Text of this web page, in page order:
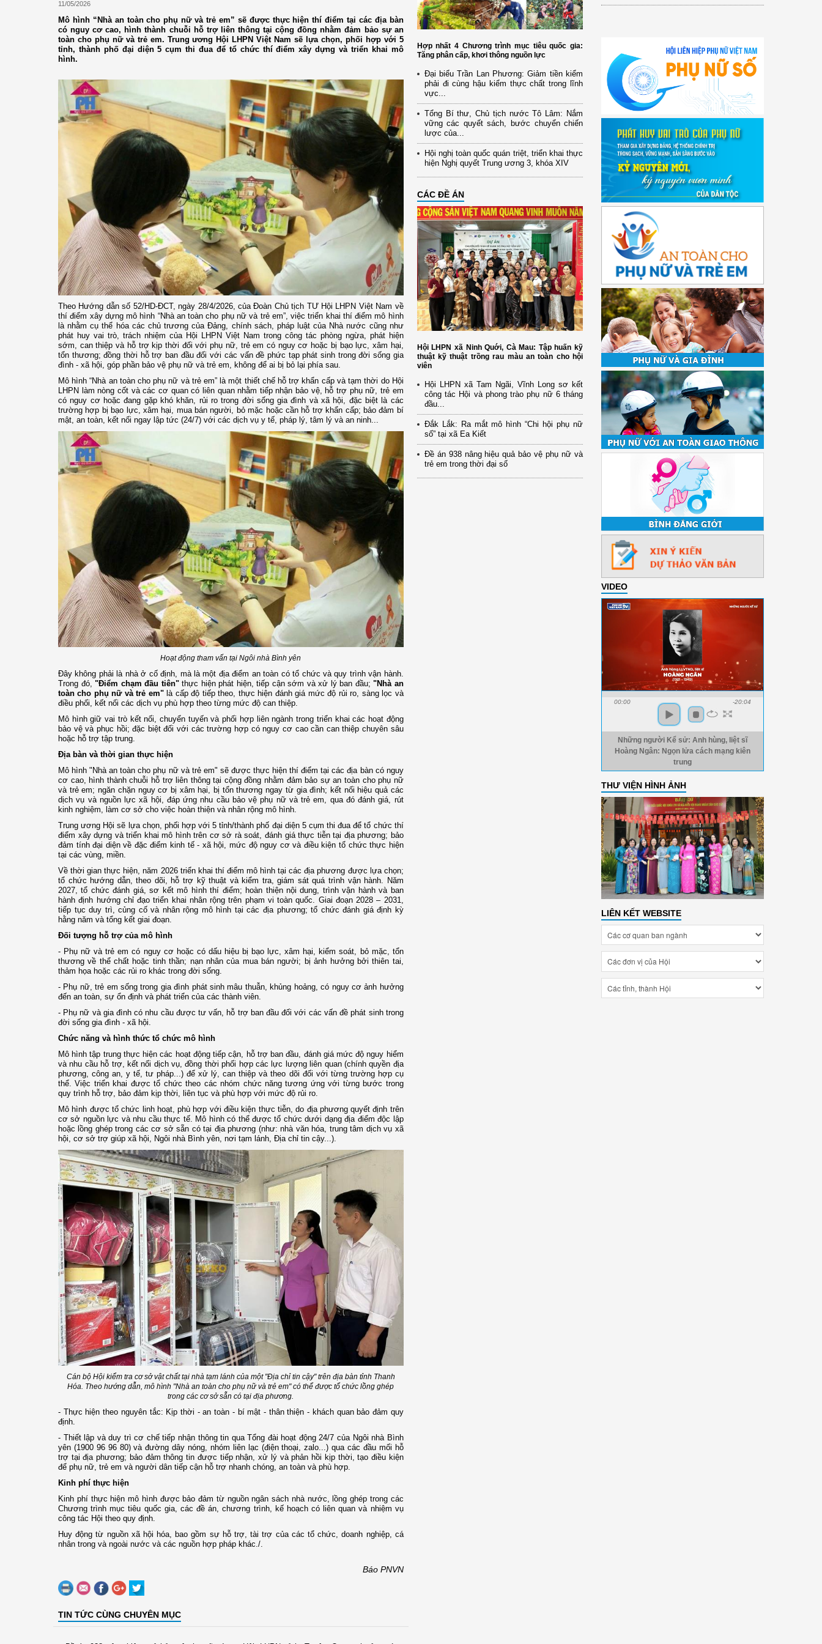
11/05/2026
Mô hình “Nhà an toàn cho phụ nữ và trẻ em” sẽ được thực hiện thí điểm tại các địa bàn
có nguy cơ cao, hình thành chuỗi hỗ trợ liên thông tại cộng đồng nhằm đảm bảo sự an
toàn cho phụ nữ và trẻ em. Trung ương Hội LHPN Việt Nam sẽ lựa chọn, phối hợp với 5
tỉnh, thành phố đại diện 5 cụm thi đua để tổ chức thí điểm xây dựng và triển khai mô
hình.
Theo Hướng dẫn số 52/HD-ĐCT, ngày 28/4/2026, của Đoàn Chủ tịch TƯ Hội LHPN Việt Nam về
thí điểm xây dựng mô hình “Nhà an toàn cho phụ nữ và trẻ em”, việc triển khai thí điểm mô hình
là nhằm cụ thể hóa các chủ trương của Đảng, chính sách, pháp luật của Nhà nước cũng như
phát huy vai trò, trách nhiệm của Hội LHPN Việt Nam trong công tác phòng ngừa, phát hiện
sớm, can thiệp và hỗ trợ kịp thời đối với phụ nữ, trẻ em có nguy cơ hoặc bị bạo lực, xâm hại,
tổn thương; đồng thời hỗ trợ ban đầu đối với các vấn đề phức tạp phát sinh trong đời sống gia
đình - xã hội, góp phần bảo vệ phụ nữ và trẻ em, không để ai bị bỏ lại phía sau.
Mô hình “Nhà an toàn cho phụ nữ và trẻ em” là một thiết chế hỗ trợ khẩn cấp và tạm thời do Hội
LHPN làm nòng cốt và các cơ quan có liên quan nhằm tiếp nhận bảo vệ, hỗ trợ phụ nữ, trẻ em
có nguy cơ hoặc đang gặp khó khăn, rủi ro trong đời sống gia đình và xã hội, đặc biệt là các
trường hợp bị bạo lực, xâm hại, mua bán người, bỏ mặc hoặc cần hỗ trợ khẩn cấp; bảo đảm bí
mật, an toàn, kết nối ngay lập tức (24/7) với các dịch vụ y tế, pháp lý, tâm lý và an ninh...
Hoạt động tham vấn tại Ngôi nhà Bình yên
Đây không phải là nhà ở cố định, mà là một địa điểm an toàn có tổ chức và quy trình vận hành.
Trong đó,"Điểm chạm đầu tiên"thực hiện phát hiện, tiếp cận sớm và xử lý ban đầu;"Nhà an
toàn cho phụ nữ và trẻ em"là cấp độ tiếp theo, thực hiện đánh giá mức độ rủi ro, sàng lọc và
điều phối, kết nối các dịch vụ phù hợp theo từng mức độ can thiệp.
Mô hình giữ vai trò kết nối, chuyển tuyến và phối hợp liên ngành trong triển khai các hoạt động
bảo vệ và phục hồi; đặc biệt đối với các trường hợp có nguy cơ cao cần can thiệp chuyên sâu
hoặc hỗ trợ tập trung.
Địa bàn và thời gian thực hiện
Mô hình "Nhà an toàn cho phụ nữ và trẻ em" sẽ được thực hiện thí điểm tại các địa bàn có nguy
cơ cao, hình thành chuỗi hỗ trợ liên thông tại cộng đồng nhằm đảm bảo sự an toàn cho phụ nữ
và trẻ em; ngăn chặn nguy cơ bị xâm hại, bị tổn thương ngay từ gia đình; kết nối hiệu quả các
dịch vụ và nguồn lực xã hội, đáp ứng nhu cầu bảo vệ phụ nữ và trẻ em, qua đó đánh giá, rút
kinh nghiệm, làm cơ sở cho việc hoàn thiện và nhân rộng mô hình.
Trung ương Hội sẽ lựa chọn, phối hợp với 5 tỉnh/thành phố đại diện 5 cụm thi đua để tổ chức thí
điểm xây dựng và triển khai mô hình trên cơ sở rà soát, đánh giá thực tiễn tại địa phương; bảo
đảm tính đại diện về đặc điểm kinh tế - xã hội, mức độ nguy cơ và điều kiện tổ chức thực hiện
tại các vùng, miền.
Về thời gian thực hiện, năm 2026 triển khai thí điểm mô hình tại các địa phương được lựa chọn;
tổ chức hướng dẫn, theo dõi, hỗ trợ kỹ thuật và kiểm tra, giám sát quá trình vận hành. Năm
2027, tổ chức đánh giá, sơ kết mô hình thí điểm; hoàn thiện nội dung, trình vận hành và ban
hành định hướng chỉ đạo triển khai nhân rộng trên phạm vi toàn quốc. Giai đoạn 2028 – 2031,
tiếp tục duy trì, củng cố và nhân rộng mô hình tại các địa phương; tổ chức đánh giá định kỳ
hằng năm và tổng kết giai đoạn.
Đối tượng hỗ trợ của mô hình
- Phụ nữ và trẻ em có nguy cơ hoặc có dấu hiệu bị bạo lực, xâm hại, kiểm soát, bỏ mặc, tổn
thương về thể chất hoặc tinh thần; nạn nhân của mua bán người; bị ảnh hưởng bởi thiên tai,
thảm họa hoặc các rủi ro khác trong đời sống.
- Phụ nữ, trẻ em sống trong gia đình phát sinh mâu thuẫn, khủng hoảng, có nguy cơ ảnh hưởng
đến an toàn, sự ổn định và phát triển của các thành viên.
- Phụ nữ và gia đình có nhu cầu được tư vấn, hỗ trợ ban đầu đối với các vấn đề phát sinh trong
đời sống gia đình - xã hội.
Chức năng và hình thức tổ chức mô hình
Mô hình tập trung thực hiện các hoạt động tiếp cận, hỗ trợ ban đầu, đánh giá mức độ nguy hiểm
và nhu cầu hỗ trợ, kết nối dịch vụ, đồng thời phối hợp các lực lượng liên quan (chính quyền địa
phương, công an, y tế, tư pháp...) để xử lý, can thiệp và theo dõi đối với từng trường hợp cụ
thể. Việc triển khai được tổ chức theo các nhóm chức năng tương ứng với từng bước trong
quy trình hỗ trợ, bảo đảm kịp thời, liên tục và phù hợp với mức độ rủi ro.
Mô hình được tổ chức linh hoạt, phù hợp với điều kiện thực tiễn, do địa phương quyết định trên
cơ sở nguồn lực và nhu cầu thực tế. Mô hình có thể được tổ chức dưới dạng địa điểm độc lập
hoặc lồng ghép trong các cơ sở sẵn có tại địa phương (như: nhà văn hóa, trung tâm dịch vụ xã
hội, cơ sở trợ giúp xã hội, Ngôi nhà Bình yên, nơi tạm lánh, Địa chỉ tin cậy...).
Cán bộ Hội kiểm tra cơ sở vật chất tại nhà tạm lánh của một "Địa chỉ tin cậy" trên địa bàn tỉnh Thanh
Hóa. Theo hướng dẫn, mô hình "Nhà an toàn cho phụ nữ và trẻ em" có thể được tổ chức lồng ghép
trong các cơ sở sẵn có tại địa phương.
- Thực hiện theo nguyên tắc: Kịp thời - an toàn - bí mật - thân thiện - khách quan bảo đảm quy
định.
- Thiết lập và duy trì cơ chế tiếp nhận thông tin qua Tổng đài hoạt động 24/7 của Ngôi nhà Bình
yên (1900 96 96 80) và đường dây nóng, nhóm liên lạc (điện thoại, zalo...) qua các đầu mối hỗ
trợ tại địa phương; bảo đảm thông tin được tiếp nhận, xử lý và phản hồi kịp thời, tạo điều kiện
để phụ nữ, trẻ em và người dân tiếp cận hỗ trợ nhanh chóng, an toàn và phù hợp.
Kinh phí thực hiện
Kinh phí thực hiện mô hình được bảo đảm từ nguồn ngân sách nhà nước, lồng ghép trong các
Chương trình mục tiêu quốc gia, các đề án, chương trình, kế hoạch có liên quan và nhiệm vụ
công tác Hội theo quy định.
Huy động từ nguồn xã hội hóa, bao gồm sự hỗ trợ, tài trợ của các tổ chức, doanh nghiệp, cá
nhân trong và ngoài nước và các nguồn hợp pháp khác./.
Báo PNVN
TIN TỨC CÙNG CHUYÊN MỤC
Hợp nhất 4 Chương trình mục tiêu quốc gia:
Tăng phân cấp, khơi thông nguồn lực
Đại biểu Trần Lan Phương: Giảm tiền kiểm
phải đi cùng hậu kiểm thực chất trong lĩnh
vực...
Tổng Bí thư, Chủ tịch nước Tô Lâm: Nắm
vững các quyết sách, bước chuyển chiến
lược của...
Hội nghị toàn quốc quán triệt, triển khai thực
hiện Nghị quyết Trung ương 3, khóa XIV
CÁC ĐỀ ÁN
Hội LHPN xã Ninh Quới, Cà Mau: Tập huấn kỹ
thuật kỹ thuật trồng rau màu an toàn cho hội
viên
Hội LHPN xã Tam Ngãi, Vĩnh Long sơ kết
công tác Hội và phong trào phụ nữ 6 tháng
đầu...
Đắk Lắk: Ra mắt mô hình “Chi hội phụ nữ
số” tại xã Ea Kiết
Đề án 938 nâng hiệu quả bảo vệ phụ nữ và
trẻ em trong thời đại số
VIDEO
00:00 -20:04
Những người Kể sử: Anh hùng, liệt sĩ
Hoàng Ngân: Ngọn lửa cách mạng kiên
trung
THƯ VIỆN HÌNH ẢNH
LIÊN KẾT WEBSITE